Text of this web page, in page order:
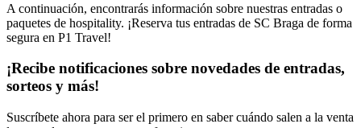
A continuación, encontrarás información sobre nuestras entradas o
paquetes de hospitality. ¡Reserva tus entradas de SC Braga de forma
segura en P1 Travel!
¡Recibe notificaciones sobre novedades de entradas,
sorteos y más!
Suscríbete ahora para ser el primero en saber cuándo salen a la venta